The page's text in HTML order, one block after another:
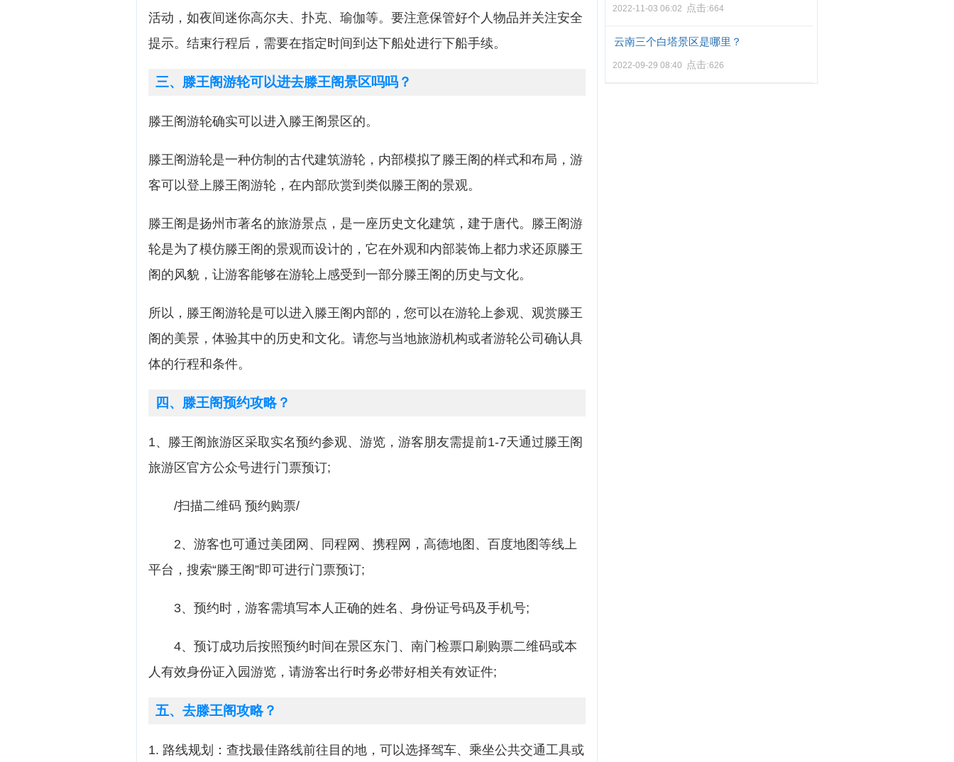
活动，如夜间迷你高尔夫、扑克、瑜伽等。要注意保管好个人物品并关注安全
提示。结束行程后，需要在指定时间到达下船处进行下船手续。
三、滕王阁游轮可以进去滕王阁景区吗吗？
滕王阁游轮确实可以进入滕王阁景区的。
滕王阁游轮是一种仿制的古代建筑游轮，内部模拟了滕王阁的样式和布局，游
客可以登上滕王阁游轮，在内部欣赏到类似滕王阁的景观。
滕王阁是扬州市著名的旅游景点，是一座历史文化建筑，建于唐代。滕王阁游
轮是为了模仿滕王阁的景观而设计的，它在外观和内部装饰上都力求还原滕王
阁的风貌，让游客能够在游轮上感受到一部分滕王阁的历史与文化。
所以，滕王阁游轮是可以进入滕王阁内部的，您可以在游轮上参观、观赏滕王
阁的美景，体验其中的历史和文化。请您与当地旅游机构或者游轮公司确认具
体的行程和条件。
四、滕王阁预约攻略？
1、滕王阁旅游区采取实名预约参观、游览，游客朋友需提前1-7天通过滕王阁
旅游区官方公众号进行门票预订;
/扫描二维码 预约购票/
2、游客也可通过美团网、同程网、携程网，高德地图、百度地图等线上
平台，搜索“滕王阁”即可进行门票预订;
3、预约时，游客需填写本人正确的姓名、身份证号码及手机号;
4、预订成功后按照预约时间在景区东门、南门检票口刷购票二维码或本
人有效身份证入园游览，请游客出行时务必带好相关有效证件;
五、去滕王阁攻略？
1. 路线规划：查找最佳路线前往目的地，可以选择驾车、乘坐公共交通工具或
2022-11-03 06:02 点击:664
云南三个白塔景区是哪里？
2022-09-29 08:40 点击:626